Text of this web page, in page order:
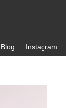
Blog Instagram